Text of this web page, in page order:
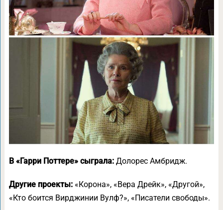
В «Гарри Поттере» сыграла:Долорес Амбридж.
Другие проекты:«Корона», «Вера Дрейк», «Другой»,
«Кто боится Вирджинии Вулф?», «Писатели свободы».